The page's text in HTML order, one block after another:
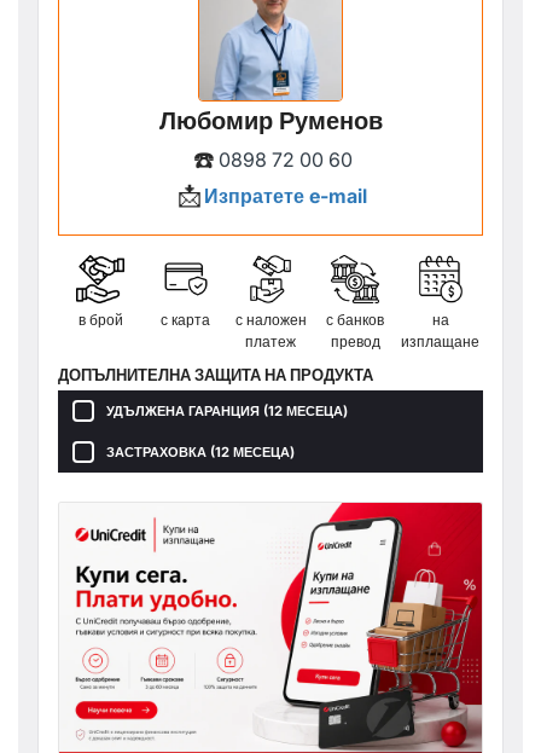
Любомир Руменов
☎️ 0898 72 00 60
📩 Изпратете e-mail
в брой с карта
с наложен
платеж
с банков
превод
на
изплащане
ДОПЪЛНИТЕЛНА ЗАЩИТА НА ПРОДУКТА
УДЪЛЖЕНА ГАРАНЦИЯ (12 МЕСЕЦА)
ЗАСТРАХОВКА (12 МЕСЕЦА)